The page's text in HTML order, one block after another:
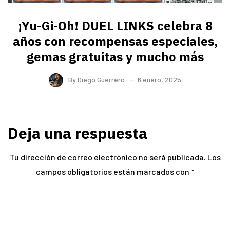
¡Yu-Gi-Oh! DUEL LINKS celebra 8
años con recompensas especiales,
gemas gratuitas y mucho más
ByDiego Guerrero 6 enero, 2025
Deja una respuesta
Tu dirección de correo electrónico no será publicada. Los
campos obligatorios están marcados con *